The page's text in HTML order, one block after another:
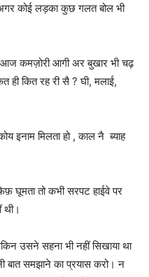
कोई लड़का कुछ गलत बोल भी
आज कमज़ोरी आगी अर बुखार भी चढ़
ही कित रह री सै ? घी, मलाई,
इनाम मिलता हो , काल नै ब्याह
घूमता तो कभी सरपट हाईवे पर
थी।
उसने सहना भी नहीं सिखाया था
बात समझाने का प्रयास करो। न